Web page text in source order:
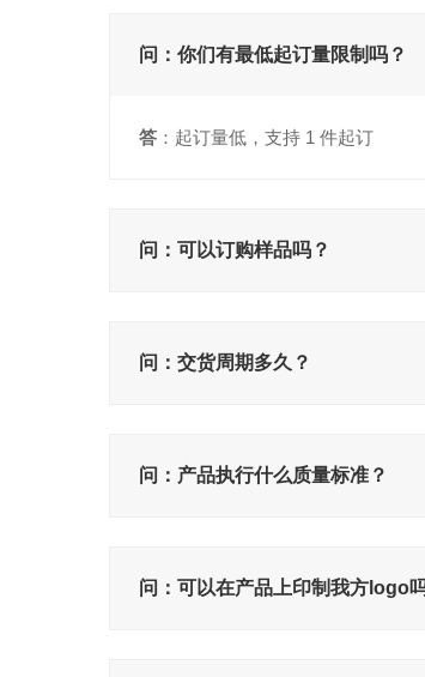
问：你们有最低起订量限制吗？
答：起订量低，支持 1 件起订
问：可以订购样品吗？
问：交货周期多久？
问：产品执行什么质量标准？
问：可以在产品上印制我方logo